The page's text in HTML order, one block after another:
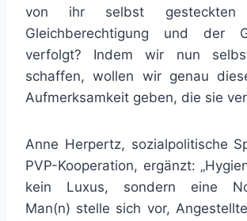
von ihr selbst
Gleichberechtigung und der
verfolgt? Indem wir nun
schaffen, wollen wir genau
Aufmerksamkeit geben, die sie
Anne Herpertz, sozialpolitische
PVP-Kooperation, ergänzt:
kein Luxus, sondern eine
Man(n) stelle sich vor,